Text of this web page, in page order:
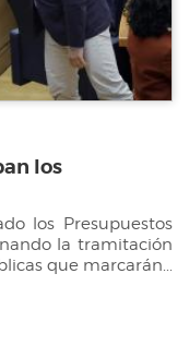
los
los Presupuestos
la tramitación
que marcarán...